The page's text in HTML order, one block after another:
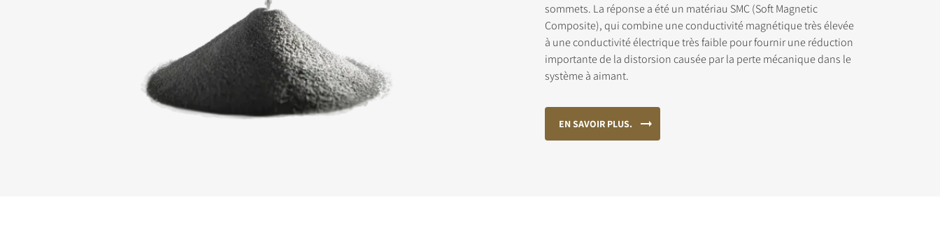
sommets. La réponse a été un matériau SMC (Soft Magnetic
Composite), qui combine une conductivité magnétique très élevée
à une conductivité électrique très faible pour fournir une réduction
importante de la distorsion causée par la perte mécanique dans le
système à aimant.
EN SAVOIR PLUS.
INSCRIVEZ-VOUS POUR ACCÉDER AUX
TÉLÉCHARGEMENTS
Remplissez ce formulaire pour accéder directement à tous les fichiers en téléchargement